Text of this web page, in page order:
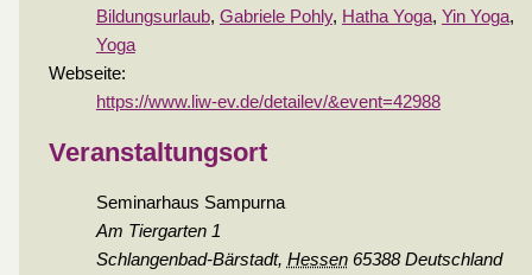
Bildungsurlaub, Gabriele Pohly, Hatha Yoga, Yin Yoga,
Yoga
Webseite:
https://www.liw-ev.de/detailev/&event=42988
Veranstaltungsort
Seminarhaus Sampurna
Am Tiergarten 1
Schlangenbad-Bärstadt, Hessen 65388 Deutschland